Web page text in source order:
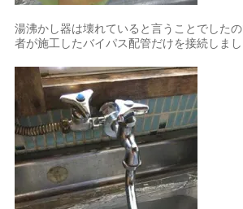
湯沸かし器は壊れていると言うことでした
者が施工したバイパス配管だけを接続しまし